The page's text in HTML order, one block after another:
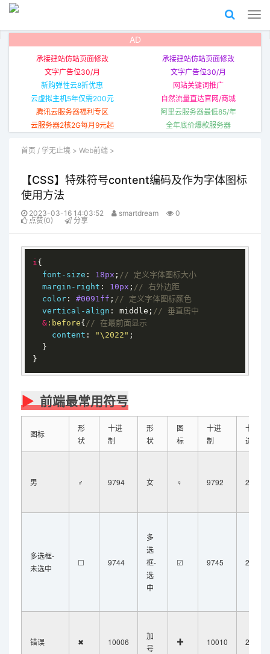
AD
承接建站仿站页面修改
文字广告位30/月
承接建站仿站页面修改
文字广告位30/月
新购弹性云8折优惠
云虚拟主机5年仅需200元
网站关键词推广
自然流量直达官网/商城
腾讯云服务器福利专区
云服务器2核2G每月9元起
阿里云服务器最低85/年
全年底价爆款服务器
首页 / 学无止境 > Web前端 >
【CSS】特殊符号content编码及作为字体图标
使用方法
2023-03-16 14:03:52 smartdream
0
点赞(0)
分享
i{
font-size : 18px ; // 定义字体图标大小
margin-right : 10px ; // 右外边距
color : #0091ff ; // 定义字体图标颜色
vertical-align : middle; // 垂直居中
& :before{ // 在最前面显示
content : "\2022" ;
}
}
前端最常用符号
图标
形
状
十进
制
形
状
图
标
十进
制
十六
进制
男 ♂ 9794 女 ♀ 9792 2640
多选框-
未选中
☐ 9744
多
选
框-
选
中
☑ 9745 2611
错误 ✖ 10006
加
号
✚ 10010 271A